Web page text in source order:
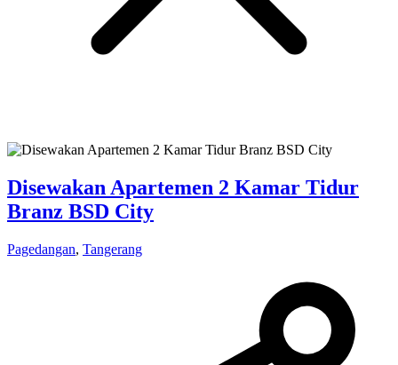
Disewakan Apartemen 2 Kamar Tidur
Branz BSD City
Pagedangan, Tangerang